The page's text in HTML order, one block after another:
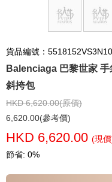
貨品編號：
Balenciaga 巴黎世家
斜挎包
HKD 6,620.00(原價)
6,620.00(參考價)
HKD 6,620.00 (現
節省: 0%